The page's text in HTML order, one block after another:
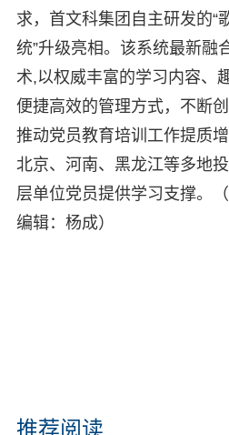
求，首文科集团自主研发的“
统”升级亮相。该系统最新融
术,以权威丰富的学习内容、
便捷高效的管理方式，不断
推动党员教育培训工作提质
北京、河南、黑龙江等多地
层单位党员提供学习支撑。
编辑：杨成）
推荐阅读